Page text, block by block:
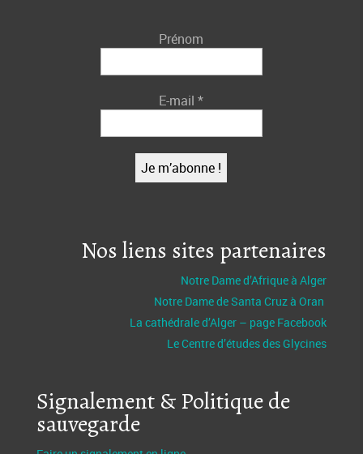
Prénom
E-mail*
Nos liens sites partenaires
Notre Dame d’Afrique à Alger
Notre Dame de Santa Cruz à Oran
La cathédrale d’Alger – page Facebook
Le Centre d’études des Glycines
Signalement & Politique de
sauvegarde